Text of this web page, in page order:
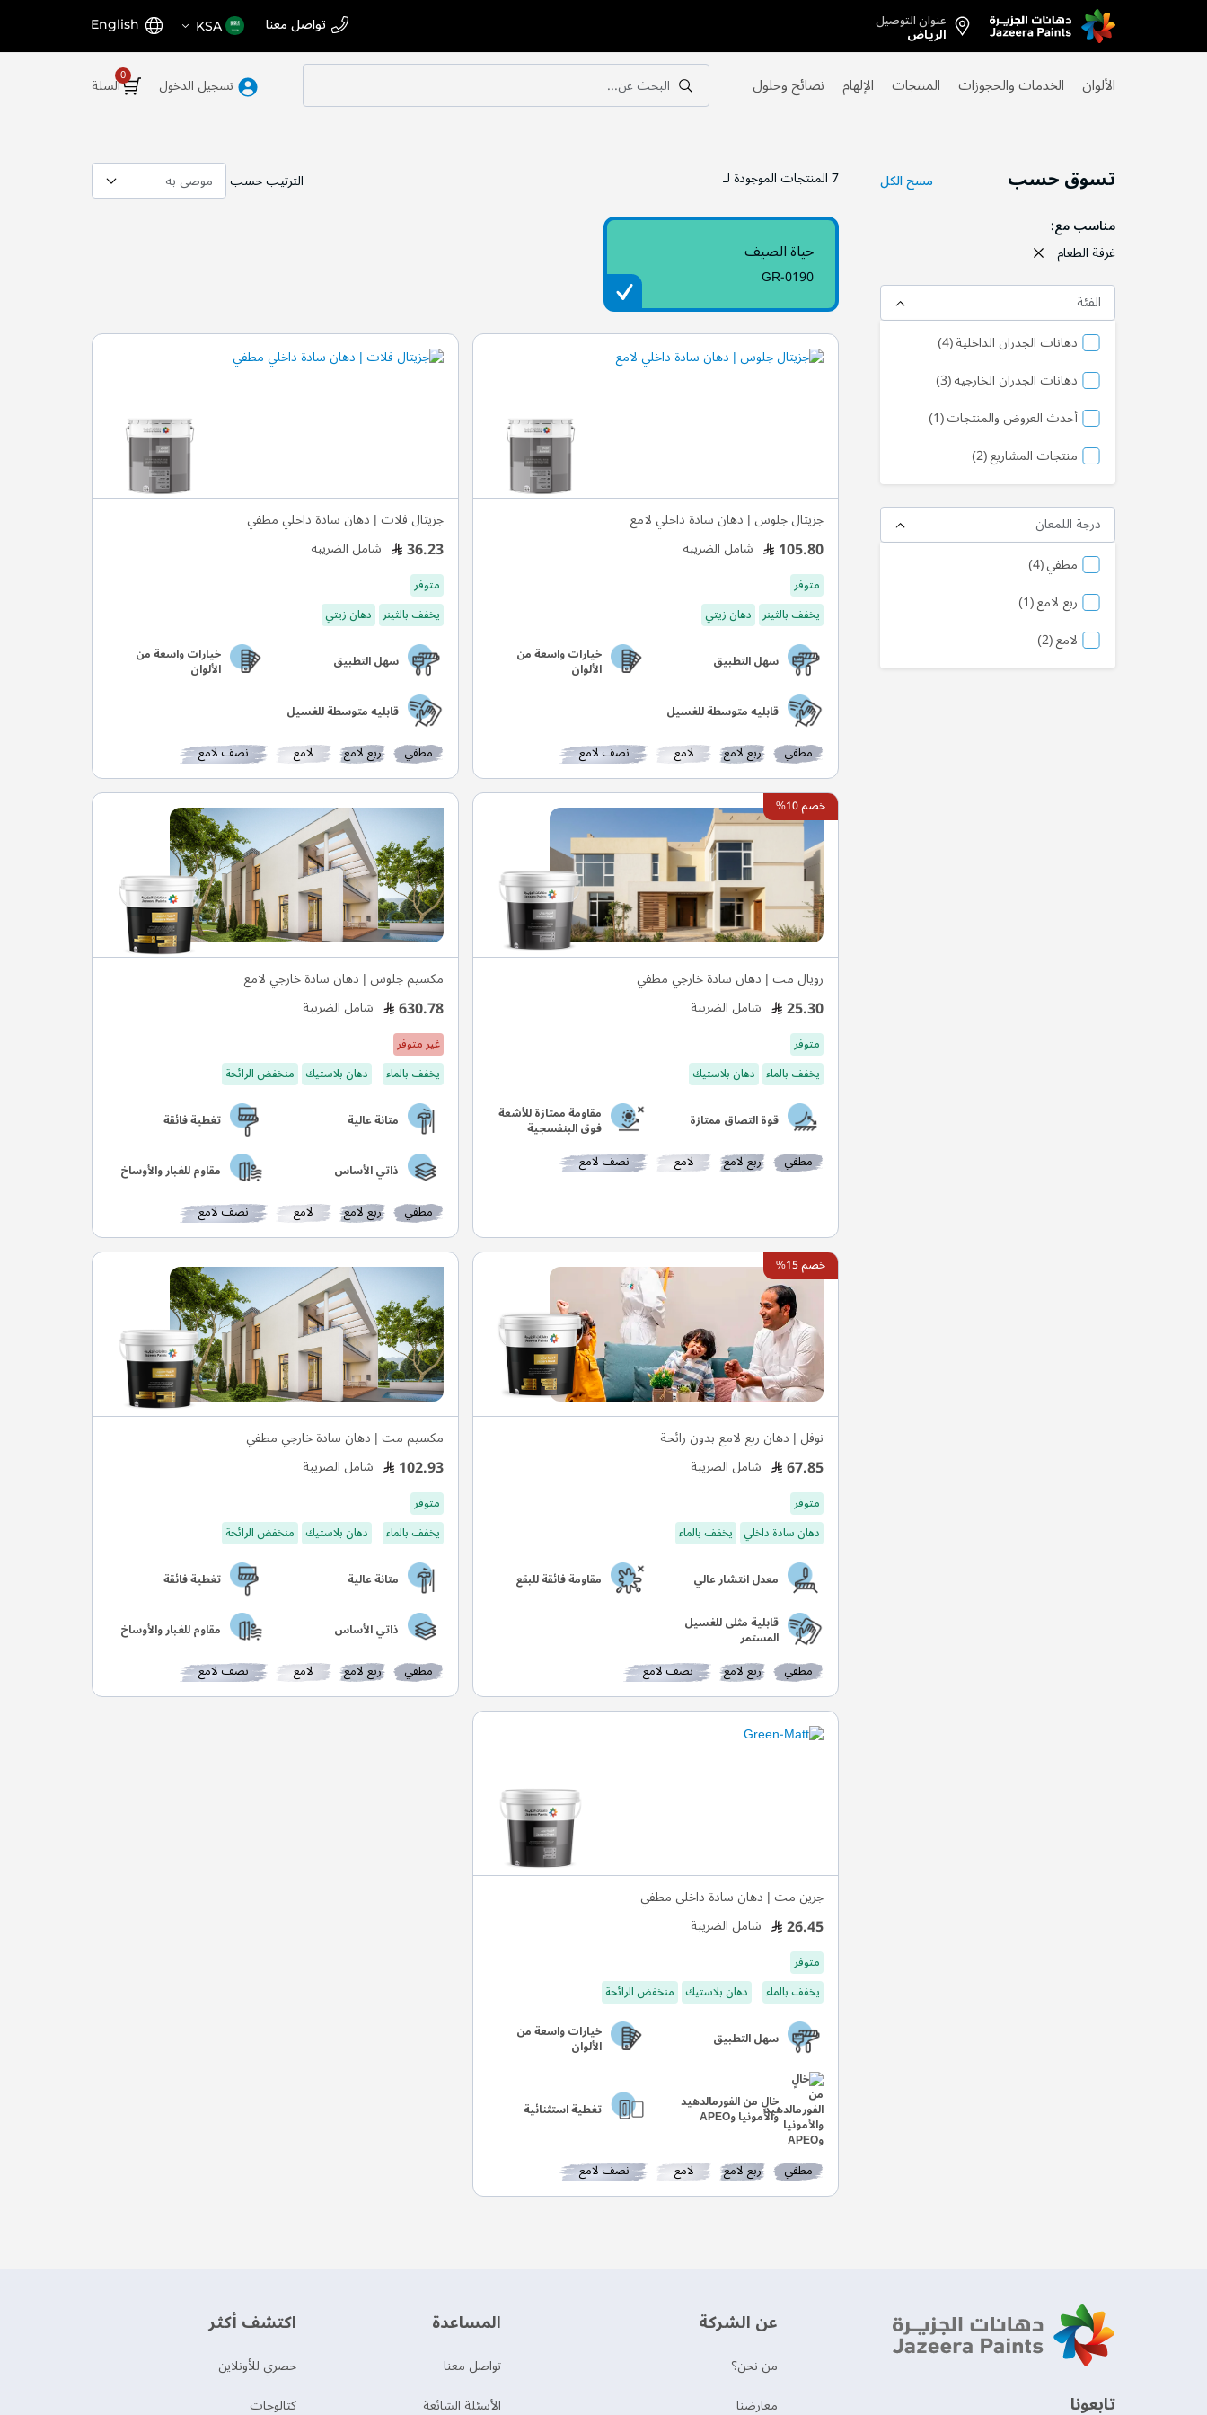
Skip
to
عنوان التوصيل
الرياض تواصل معنا اختر
المتجر
KSA اللغة English
السلة تسجيل الدخول
بحث
البحث عن...
بحث الألوان الخدمات والحجوزات المنتجات الإلهام نصائح وحلول
7المنتجات الموجودة لـ الترتيب حسب
حياة الصيف
GR-0190
جزيتال جلوس | دهان سادة داخلي لامع
105.80 شامل الضريبة
متوفر
يخفف بالثينر دهان زيتي
سهل التطبيق خيارات واسعة من
الألوان
قابليه متوسطة للغسيل
مطفي ربع لامع لامع نصف لامع
جزيتال فلات | دهان سادة داخلي مطفي
36.23 شامل الضريبة
متوفر
يخفف بالثينر دهان زيتي
سهل التطبيق خيارات واسعة من
الألوان
قابليه متوسطة للغسيل
مطفي ربع لامع لامع نصف لامع
خصم 10%
رويال مت | دهان سادة خارجي مطفي
25.30 شامل الضريبة
متوفر
يخفف بالماء دهان بلاستيك
قوة التصاق ممتازة مقاومة ممتازة للأشعة
فوق البنفسجية
مطفي ربع لامع لامع نصف لامع
مكسيم جلوس | دهان سادة خارجي لامع
630.78 شامل الضريبة
غير متوفر
يخفف بالماء
دهان بلاستيك منخفض الرائحة
متانة عالية تغطية فائقة
ذاتي الأساس مقاوم للغبار والأوساخ
مطفي ربع لامع لامع نصف لامع
خصم 15%
نوفل | دهان ربع لامع بدون رائحة
67.85 شامل الضريبة
متوفر
دهان سادة داخلي يخفف بالماء
معدل انتشار عالي
مقاومة فائقة للبقع
قابلية مثلى للغسيل
المستمر
مطفي ربع لامع نصف لامع
مكسيم مت | دهان سادة خارجي مطفي
102.93 شامل الضريبة
متوفر
يخفف بالماء
دهان بلاستيك منخفض الرائحة
متانة عالية تغطية فائقة
ذاتي الأساس مقاوم للغبار والأوساخ
مطفي ربع لامع لامع نصف لامع
جرين مت | دهان سادة داخلي مطفي
26.45 شامل الضريبة
متوفر
يخفف بالماء
دهان بلاستيك منخفض الرائحة
سهل التطبيق خيارات واسعة من
الألوان
خالٍ من الفورمالدهيد
والأمونيا وAPEO تغطية استثنائية
مطفي ربع لامع لامع نصف لامع
تسوق حسب
مناسب مع
غرفة الطعام
مسح الكل
الفئة
دهانات الجدران الداخلية 4منتج
دهانات الجدران الخارجية 3منتج
أحدث العروض والمنتجات 1المنتج
منتجات المشاريع 2منتج
درجة اللمعان
مطفي 4منتج
ربع لامع 1منتج
لامع 2منتج
‫تابعونا‬
عن الشركة
من نحن؟
‫معارضنا‬
‫المساعدة‬
تواصل معنا
الأسئلة الشائعة
اكتشف أكثر
حصري للأونلاين
‫كتالوجات‬